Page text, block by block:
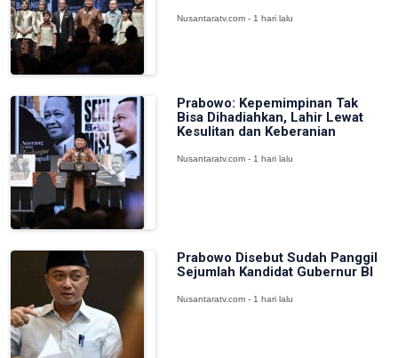
Nusantaratv.com - 1 hari lalu
Prabowo: Kepemimpinan Tak
Bisa Dihadiahkan, Lahir Lewat
Kesulitan dan Keberanian
Nusantaratv.com - 1 hari lalu
Prabowo Disebut Sudah Panggil
Sejumlah Kandidat Gubernur BI
Nusantaratv.com - 1 hari lalu